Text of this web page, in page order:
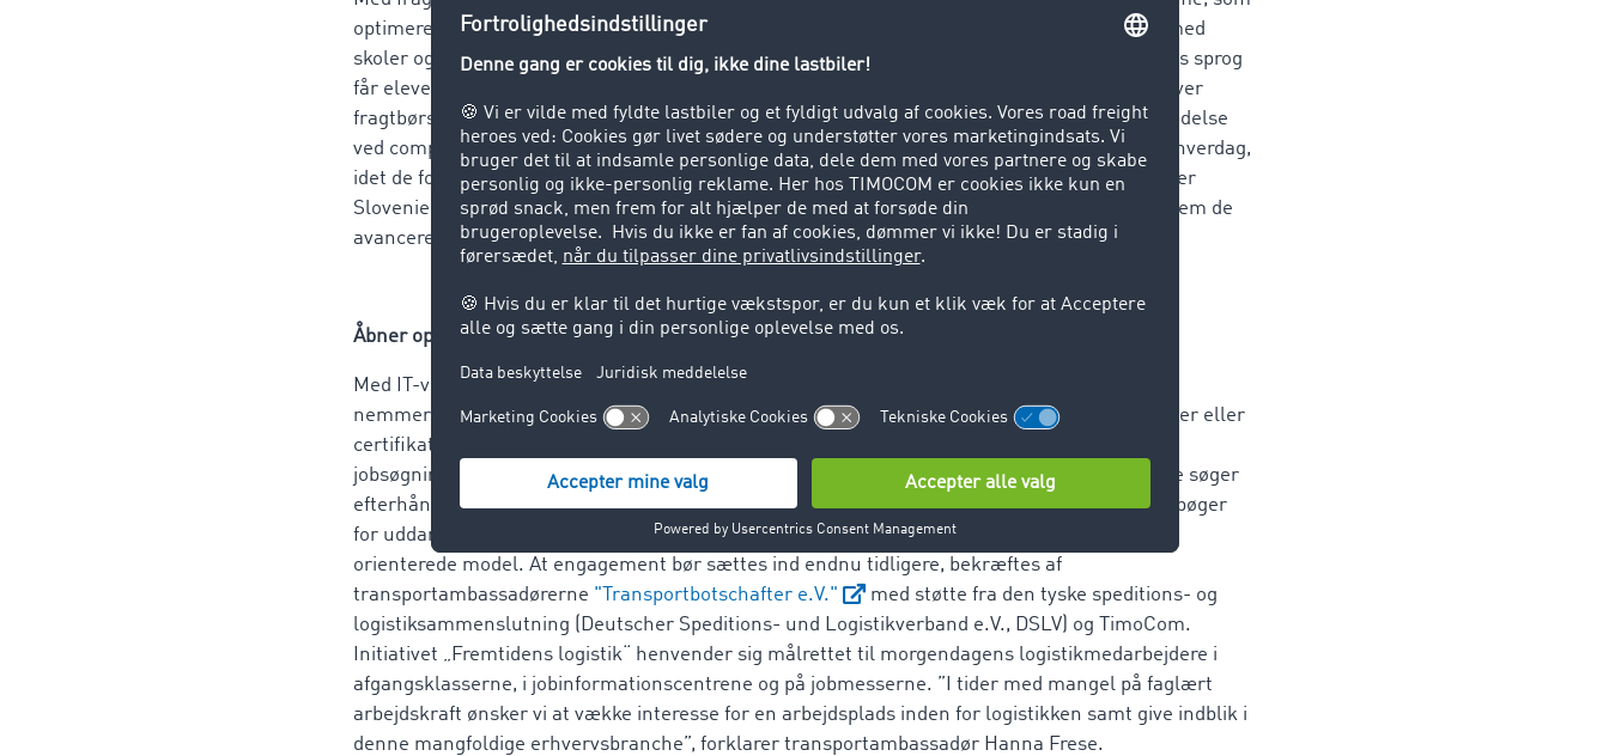
optimerer transporterhvervet i hele Europa. Derfor omfatter porteføljen også samarbejder med
skoler og universiteter i andre europæiske lande. Via træningsforløb på det pågældende lands sprog
får elever og studerende fra de højere semestre indblik i den brancherelevante praksis. Ud over
fragtbørsernes rolle inden for vejgodstransporten præsenteres også den konkrete webanvendelse
ved computeren. ”I erhvervslivet vil brugen af TimoCom værktøjer høre til de flestes arbejdshverdag,
idet de forenkler disponentens hverdag”, bekræfter Tina Pandza, TimoCom’s Country Manager
Slovenien. På den måde lærer de kommende logistikteknikere og -ingeniører koblingen mellem de
avancerede brancher IT og logistik endnu bedre at kende også mht. praktisk anvendelse.
Åbner op for jobperspektiver i logistikbranchen
Med IT-virksomhedens initiativer skal de unges jobvalg eller start på arbejdsmarkedet blive
nemmere. ”TimoCom udsteder efter hver videreuddannelsesforanstaltning deltagelsesbeviser eller
certifikater til eleverne, som så kan vedlægges ansøgningen, hvilket ofte er et stort plus i
jobsøgningen”, fremhæver Dirk Hardy, lærer på erhvervsskolen i Hilden. Mange arbejdsgivere søger
efterhånden målrettet personale med TimoCom-viden via jobbørser og jobcentre. Også lærebøger
for uddannelsen af speditører tilgodeser fragtbørsen TC Truck&Cargo® og dennes praktisk
orienterede model. At engagement bør sættes ind endnu tidligere, bekræftes af
transportambassadørerne "Transportbotschafter e.V."
med støtte fra den tyske speditions- og
logistiksammenslutning (Deutscher Speditions- und Logistikverband e.V., DSLV) og TimoCom.
Initiativet „Fremtidens logistik“ henvender sig målrettet til morgendagens logistikmedarbejdere i
afgangsklasserne, i jobinformationscentrene og på jobmesserne. ”I tider med mangel på faglært
arbejdskraft ønsker vi at vække interesse for en arbejdsplads inden for logistikken samt give indblik i
denne mangfoldige erhvervsbranche”, forklarer transportambassadør Hanna Frese.